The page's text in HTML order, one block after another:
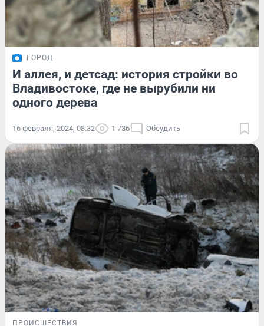
ГОРОД
И аллея, и детсад: история стройки во
Владивостоке, где не вырубили ни
одного дерева
16 февраля, 2024, 08:32 1 736 Обсудить
ПРОИСШЕСТВИЯ